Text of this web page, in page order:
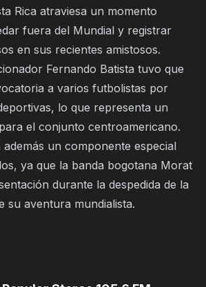
Rica atraviesa un momento
fuera del Mundial y registrar
en sus recientes amistosos.
Fernando Batista tuvo que
a varios futbolistas por
lo que representa un
el conjunto centroamericano.
un componente especial
ya que la banda bogotana Morat
durante la despedida de la
su aventura mundialista.